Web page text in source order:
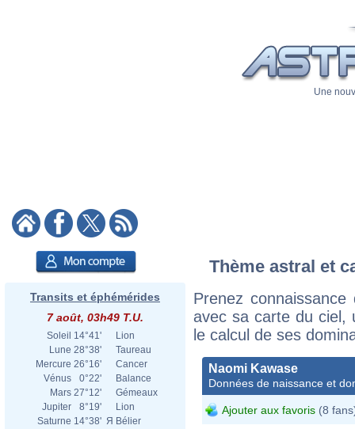
Une
Transits et éphémérides
7 août, 03h49 T.U.
Soleil 14°41'
Lion
Lune 28°38'
Taureau
Mercure 26°16'
Cancer
Vénus
0°22'
Balance
Mars 27°12'
Gémeaux
Jupiter
8°19'
Lion
Saturne 14°38' Я Bélier
Thème astral et
Prenez
avec sa carte du ciel,
le calcul de ses
Naomi Kawase
Données de naissance et
Ajouter aux favoris (8